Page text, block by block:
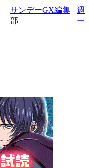
サンデーGX編集
部
週
ー